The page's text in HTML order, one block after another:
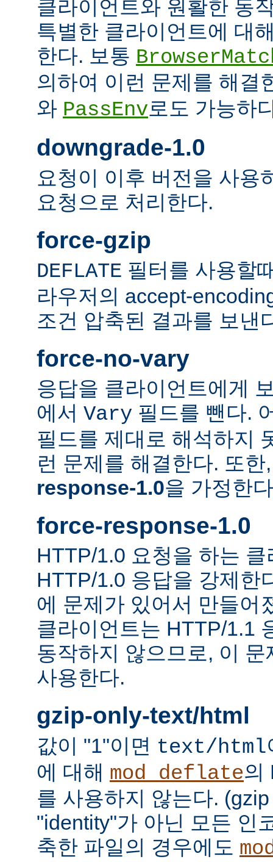
클라이언트와 원활한 동
특별한 클라이언트에 대
한다. 보통
의하여 이런 문제를 해결
와 PassEnv로도 가능하
downgrade-1.0
요청이 이후 버전을 사용
요청으로 처리한다.
force-gzip
DEFLATE 필터를 사용할
라우저의 accept-
조건 압축된 결과를 보낸
force-no-vary
응답을 클라이언트에게
에서 Vary 필드를 뺀다.
필드를 제대로 해석하지
런 문제를 해결한다. 또
response-1.0을 가정한
force-response-1.0
HTTP/1.0 요청을 하는
HTTP/1.0 응답을 강제한
에 문제가 있어서 만들어
클라이언트는 HTTP/1.1
동작하지 않으므로, 이
사용한다.
gzip-only-text/html
값이 "1"이면 text/html
에 대해 mod_deflate의
를 사용하지 않는다.
"identity"가 아닌 모든 인
축한 파일의 경우에도